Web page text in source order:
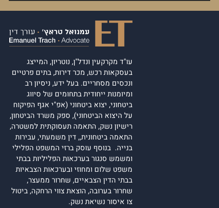
עו"ד מקרקעין ונדל"ן, נוטריון, המייצג
בעסקאות רכש, מכר דירות, בתים פרטיים
ונכסים מסחריים. בעל ידע, ניסיון רב
ומיומנות ייחודית בתחומים של סיווג
ביטחוני, יצוא ביטחוני (אפ"י אגף הפיקוח
על היצוא הביטחוני), ספק משרד הביטחון,
רישיון נשק, התאמה תעסוקתית למשטרה,
התאמה ביטחונית,, דין משמעתי, עבירות
בנייה. בנוסף עוסק ברזי המשפט הפלילי
ומשמש סנגור בערכאות הפליליות בבתי
משפט שלום ומחוזי ובערכאות הצבאיות
בבתי הדין הצבאיים, שחרור ממעצר,
שחרור בערובה, הוצאת צווי הרחקה, ביטול
צו איסור נשיאת נשק.